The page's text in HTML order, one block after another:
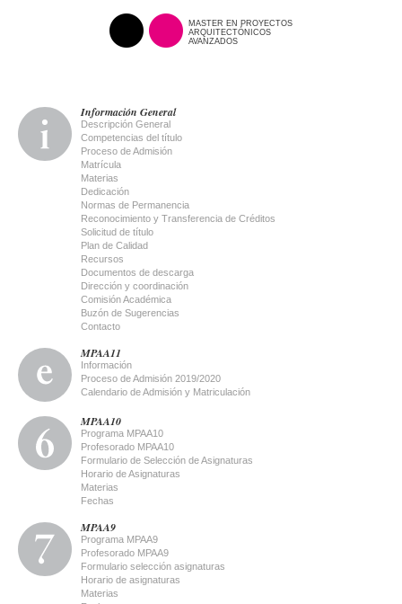
MASTER EN PROYECTOS
ARQUITECTÓNICOS
AVANZADOS
Información General
Descripción General
Competencias del título
Proceso de Admisión
Matrícula
Materias
Dedicación
Normas de Permanencia
Reconocimiento y Transferencia de Créditos
Solicitud de título
Plan de Calidad
Recursos
Documentos de descarga
Dirección y coordinación
Comisión Académica
Buzón de Sugerencias
Contacto
MPAA11
Información
Proceso de Admisión 2019/2020
Calendario de Admisión y Matriculación
MPAA10
Programa MPAA10
Profesorado MPAA10
Formulario de Selección de Asignaturas
Horario de Asignaturas
Materias
Fechas
MPAA9
Programa MPAA9
Profesorado MPAA9
Formulario selección asignaturas
Horario de asignaturas
Materias